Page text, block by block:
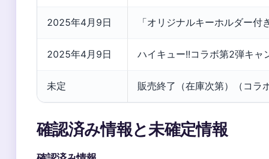
2025年4月9日 「オリジナルキーホルダー
2025年4月9日 ハイキュー!!コラボ第2弾キャ
未定 販売終了（在庫次第）（コラ
確認済み情報と未確定情報